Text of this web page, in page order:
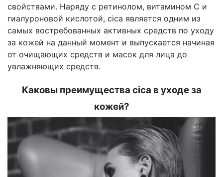
свойствами. Наряду с ретинолом, витамином С и
гиалуроновой кислотой, cica является одним из
самых востребованных активных средств по уходу
за кожей на данный момент и выпускается начиная
от очищающих средств и масок для лица до
увлажняющих средств.
Каковы преимущества cica в уходе за
кожей?